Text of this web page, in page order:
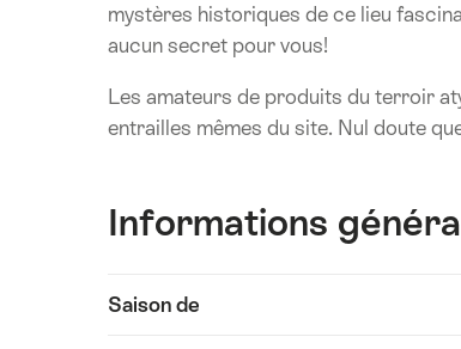
mystères historiques de ce lieu
aucun secret pour vous!
Les amateurs de produits du terroir
entrailles mêmes du site. Nul doute
Informations
Saison de